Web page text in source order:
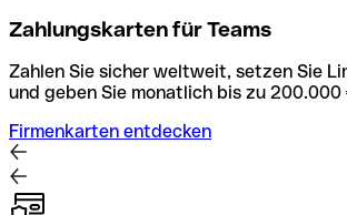
Zahlungskarten für Teams
Zahlen Sie sicher weltweit, setzen Sie
und geben Sie monatlich bis zu 200.000
Firmenkarten entdecken